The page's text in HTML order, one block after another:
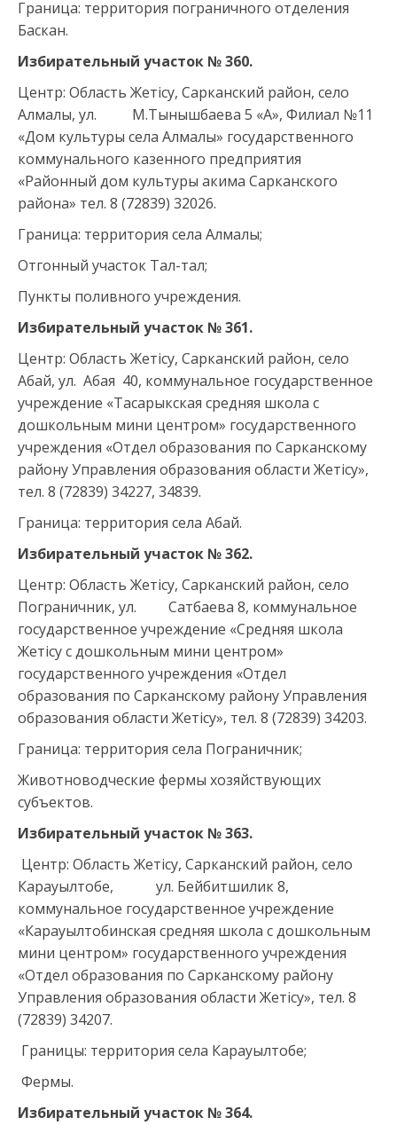
Граница: территория пограничного отделения
Баскан.
Избирательный участок № 360.
Центр: Область Жетісу, Сарканский район, село
Алмалы, ул. М.Тынышбаева 5 «А», Филиал №11
«Дом культуры села Алмалы» государственного
коммунального казенного предприятия
«Районный дом культуры акима Сарканского
района» тел. 8 (72839) 32026.
Граница: территория села Алмалы;
Отгонный участок Тал-тал;
Пункты поливного учреждения.
Избирательный участок №361.
Центр: Область Жетісу, Сарканский район, село
Абай, ул. Абая 40, коммунальное государственное
учреждение «Тасарыкская средняя школа с
дошкольным мини центром» государственного
учреждения «Отдел образования по Сарканскому
району Управления образования области Жетісу»,
тел. 8 (72839) 34227, 34839.
Граница: территория села Абай.
Избирательный участок №362.
Центр: Область Жетісу, Сарканский район, село
Пограничник, ул. Сатбаева 8, коммунальное
государственное учреждение «Средняя школа
Жетісу с дошкольным мини центром»
государственного учреждения «Отдел
образования по Сарканскому району Управления
образования области Жетісу», тел. 8 (72839) 34203.
Граница: территория села Пограничник;
Животноводческие фермы хозяйствующих
субъектов.
Избирательный участок №363.
Центр: Область Жетісу, Сарканский район, село
Карауылтобе, ул. Бейбитшилик 8,
коммунальное государственное учреждение
«Карауылтобинская средняя школа с дошкольным
мини центром» государственного учреждения
«Отдел образования по Сарканскому району
Управления образования области Жетісу», тел. 8
(72839) 34207.
Границы: территория села Карауылтобе;
Фермы.
Избирательный участок № 364.